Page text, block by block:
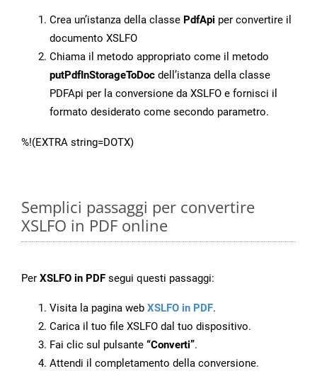
Crea un’istanza della classe PdfApi per convertire il
documento XSLFO
Chiama il metodo appropriato come il metodo
putPdfInStorageToDoc dell’istanza della classe
PDFApi per la conversione da XSLFO e fornisci il
formato desiderato come secondo parametro.
%!(EXTRA string=DOTX)
Semplici passaggi per convertire
XSLFO in PDF online
Per XSLFO in PDF segui questi passaggi:
Visita la pagina web XSLFO in PDF.
Carica il tuo file XSLFO dal tuo dispositivo.
Fai clic sul pulsante “Converti”.
Attendi il completamento della conversione.